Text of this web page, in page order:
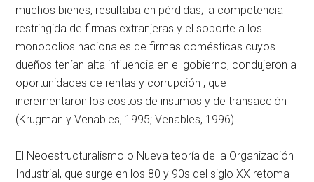
muchos bienes, resultaba en pérdidas; la competencia
restringida de firmas extranjeras y el soporte a los
monopolios nacionales de firmas domésticas cuyos
dueños tenían alta influencia en el gobierno, condujeron a
oportunidades de rentas y corrupción , que
incrementaron los costos de insumos y de transacción
(Krugman y Venables, 1995; Venables, 1996).
El Neoestructuralismo o Nueva teoría de la Organización
Industrial, que surge en los 80 y 90s del siglo XX retoma